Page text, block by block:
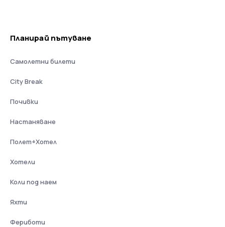
Планирай пътуване
Самолетни билети
City Break
Почивки
Настаняване
Полет+Хотел
Хотели
Коли под наем
Яхти
Фериботи